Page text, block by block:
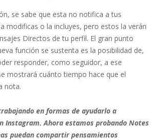
se sabe que esta no notifica a tus
modificas o la incluyes, pero estos la verán
Directos de tu perfil. El gran punto
función se sustenta es la posibilidad de,
responder, como seguidor, a ese
mostrará cuánto tiempo hace que el
nota.
en formas de ayudarlo a
Instagram. Ahora estamos probando Notes
puedan compartir pensamientos